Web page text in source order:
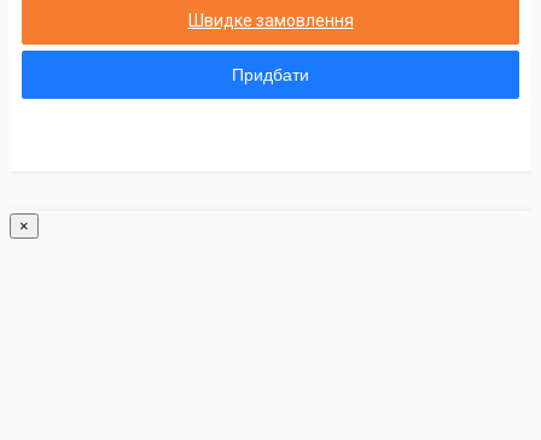
Швидке замовлення
Придбати
×